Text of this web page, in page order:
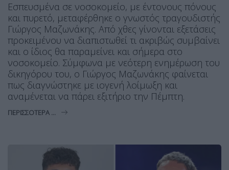
Εσπευσμένα σε νοσοκομείο, με έντονους πόνους
και πυρετό, μεταφέρθηκε ο γνωστός τραγουδιστής
Γιώργος Μαζωνάκης. Από χθες γίνονται εξετάσεις
προκειμένου να διαπιστωθεί τι ακριβώς συμβαίνει
και ο ίδιος θα παραμείνει και σήμερα στο
νοσοκομείο. Σύμφωνα με νεότερη ενημέρωση του
δικηγόρου του, ο Γιώργος Μαζωνάκης φαίνεται
πως διαγνώστηκε με ιογενή λοίμωξη και
αναμένεται να πάρει εξιτήριο την Πέμπτη.
ΠΕΡΙΣΣΌΤΕΡΑ ...